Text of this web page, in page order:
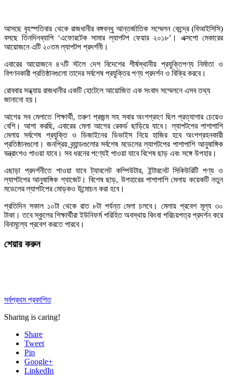
আসছে বৃহস্পতিবার থেকে রাজধানীর বঙ্গবন্ধু আন্তর্জাতিক সম্মেলন কেন্দ্রে (বিআইসিসি)
বসছে তিনদিনব্যাপি ‘এফোরটেক সামার ল্যাপটপ ফেয়ার ২০১৮’। এক্সপো মেকারের
আয়োজনে এটি ২০তম ল্যাপটপ প্রদর্শনী।
এবারের আয়োজনে ৪৭টি স্টলে দেশ বিদেশের শীর্ষস্থানীয় প্রযুক্তিপণ্য নির্মাতা ও
বিপণনকারী প্রতিষ্ঠানগুলো তাদের সর্বশেষ প্রযুক্তির পণ্য প্রদর্শন ও বিক্রি করবে।
রোববার সন্ধ্যায় রাজধানীর একটি হোটেলে আয়োজিত এক সংবাদ সম্মেলনে এসব তথ্য
জানানো হয়।
আগের সব মেলাতে শিক্ষার্থী, তরুণ প্রজন্ম সহ সবার অংশগ্রহণ ছিল প্রত্যাশার চেয়েও
বেশি। আশা করছি, এবারের মেলা আগের রেকর্ড ছাড়িয়ে যাবে। ল্যাপটপের পাশাপাশি
মেলায় সর্বশেষ প্রযুক্তি ও ডিজাইনের ডিভাইস নিয়ে হাজির হবে অংশগ্রহনকারী
প্রতিষ্ঠানগুলো। জনপ্রিয় ব্র্যান্ডগুলোর সর্বশেষ মডেলের ল্যাপটপের পাশাপাশি আনুষাঙ্গিক
যন্ত্রাংশও পাওয়া যাবে। সব ধরনের পণ্যেই পাওয়া যাবে বিশেষ ছাড় এবং সঙ্গে উপহার।
এছাড়া প্রদর্শনীতে পাওয়া যাবে ট্যাবলেট কম্পিউটার, ইন্টারনেট সিকিউরিটি পণ্য ও
ল্যাপটপের আনুষাঙ্গিক গ্যাজেট। বিশেষ ছাড়, উপহারের পাশাপাশি মেলায় কয়েকটি নতুন
মডেলের ল্যাপটপের মোড়কও উন্মোচন করা হবে।
প্রতিদিন সকাল ১০টা থেকে রাত ৮টা পর্যন্ত মেলা চলবে। মেলায় প্রবেশ মূল্য ৩০
টাকা। তবে স্কুলের শিক্ষার্থীরা ইউনিফর্ম পরিহিত অবস্থায় কিংবা পরিচয়পত্র প্রদর্শন করে
বিনামূল্যে প্রবেশ করতে পারবে।
শেয়ার করুন
সর্বপ্রথম প্রকাশিত
Sharing is caring!
Share
Tweet
Pin
Google+
LinkedIn